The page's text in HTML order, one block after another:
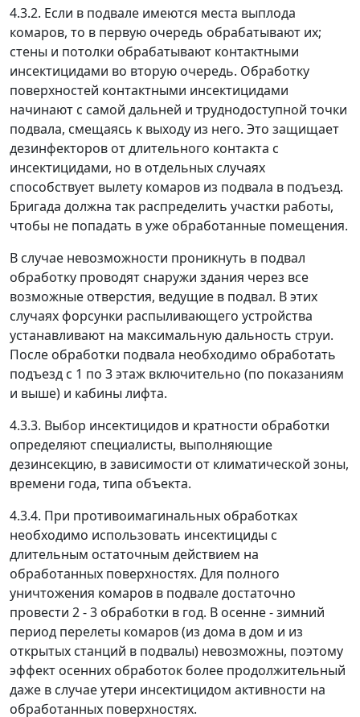
4.3.2. Если в подвале имеются места выплода
комаров, то в первую очередь обрабатывают их;
стены и потолки обрабатывают контактными
инсектицидами во вторую очередь. Обработку
поверхностей контактными инсектицидами
начинают с самой дальней и труднодоступной точки
подвала, смещаясь к выходу из него. Это защищает
дезинфекторов от длительного контакта с
инсектицидами, но в отдельных случаях
способствует вылету комаров из подвала в подъезд.
Бригада должна так распределить участки работы,
чтобы не попадать в уже обработанные помещения.
В случае невозможности проникнуть в подвал
обработку проводят снаружи здания через все
возможные отверстия, ведущие в подвал. В этих
случаях форсунки распыливающего устройства
устанавливают на максимальную дальность струи.
После обработки подвала необходимо обработать
подъезд с 1 по 3 этаж включительно (по показаниям
и выше) и кабины лифта.
4.3.3. Выбор инсектицидов и кратности обработки
определяют специалисты, выполняющие
дезинсекцию, в зависимости от климатической зоны,
времени года, типа объекта.
4.3.4. При противоимагинальных обработках
необходимо использовать инсектициды с
длительным остаточным действием на
обработанных поверхностях. Для полного
уничтожения комаров в подвале достаточно
провести 2 - 3 обработки в год. В осенне - зимний
период перелеты комаров (из дома в дом и из
открытых станций в подвалы) невозможны, поэтому
эффект осенних обработок более продолжительный
даже в случае утери инсектицидом активности на
обработанных поверхностях.